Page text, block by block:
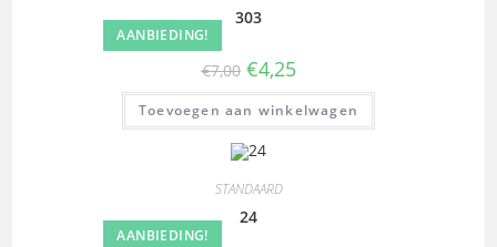
AANBIEDING!
303
€7,00 €4,25
Toevoegen aan winkelwagen
AANBIEDING!
STANDAARD
24